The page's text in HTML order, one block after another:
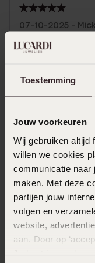
Toestemming
Jouw voorkeuren
Wij gebruiken altijd
willen we cookies
communicatie naar
maken. Met deze
partijen jouw
volgen en
website,
aan. Door op
07-10-2025 -
Ook leuk